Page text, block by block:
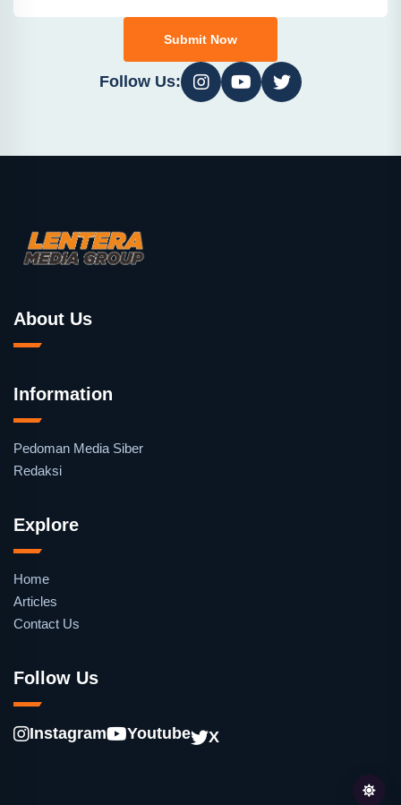
Submit Now
Follow Us:
About Us
Information
Pedoman Media Siber
Redaksi
Explore
Home
Articles
Contact Us
Follow Us
Instagram Youtube X